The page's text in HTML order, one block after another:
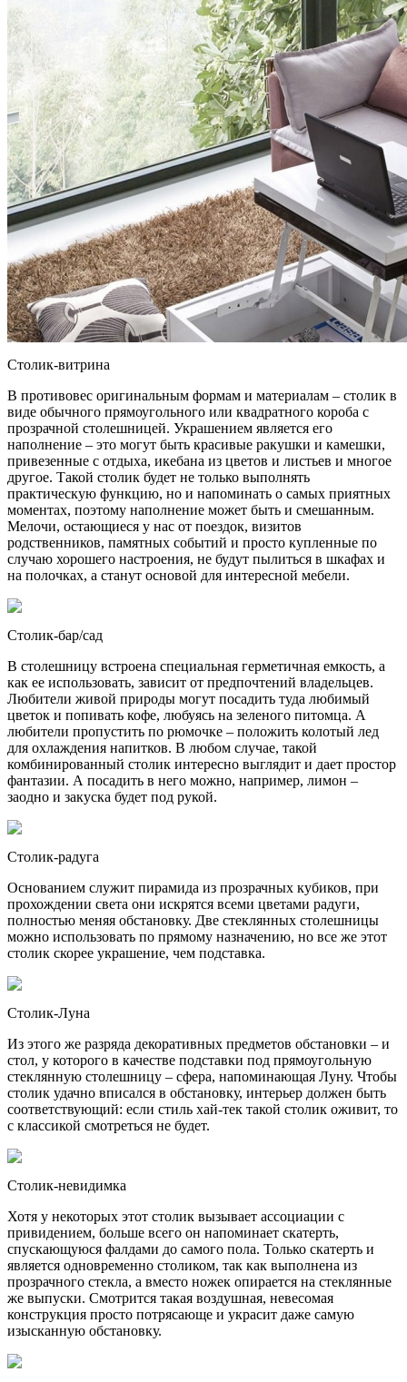
Столик-витрина
В противовес оригинальным формам и материалам – столик в
виде обычного прямоугольного или квадратного короба с
прозрачной столешницей. Украшением является его
наполнение – это могут быть красивые ракушки и камешки,
привезенные с отдыха, икебана из цветов и листьев и многое
другое. Такой столик будет не только выполнять
практическую функцию, но и напоминать о самых приятных
моментах, поэтому наполнение может быть и смешанным.
Мелочи, остающиеся у нас от поездок, визитов
родственников, памятных событий и просто купленные по
случаю хорошего настроения, не будут пылиться в шкафах и
на полочках, а станут основой для интересной мебели.
Столик-бар/сад
В столешницу встроена специальная герметичная емкость, а
как ее использовать, зависит от предпочтений владельцев.
Любители живой природы могут посадить туда любимый
цветок и попивать кофе, любуясь на зеленого питомца. А
любители пропустить по рюмочке – положить колотый лед
для охлаждения напитков. В любом случае, такой
комбинированный столик интересно выглядит и дает простор
фантазии. А посадить в него можно, например, лимон –
заодно и закуска будет под рукой.
Столик-радуга
Основанием служит пирамида из прозрачных кубиков, при
прохождении света они искрятся всеми цветами радуги,
полностью меняя обстановку. Две стеклянных столешницы
можно использовать по прямому назначению, но все же этот
столик скорее украшение, чем подставка.
Столик-Луна
Из этого же разряда декоративных предметов обстановки – и
стол, у которого в качестве подставки под прямоугольную
стеклянную столешницу – сфера, напоминающая Луну. Чтобы
столик удачно вписался в обстановку, интерьер должен быть
соответствующий: если стиль хай-тек такой столик оживит, то
с классикой смотреться не будет.
Столик-невидимка
Хотя у некоторых этот столик вызывает ассоциации с
привидением, больше всего он напоминает скатерть,
спускающуюся фалдами до самого пола. Только скатерть и
является одновременно столиком, так как выполнена из
прозрачного стекла, а вместо ножек опирается на стеклянные
же выпуски. Смотрится такая воздушная, невесомая
конструкция просто потрясающе и украсит даже самую
изысканную обстановку.